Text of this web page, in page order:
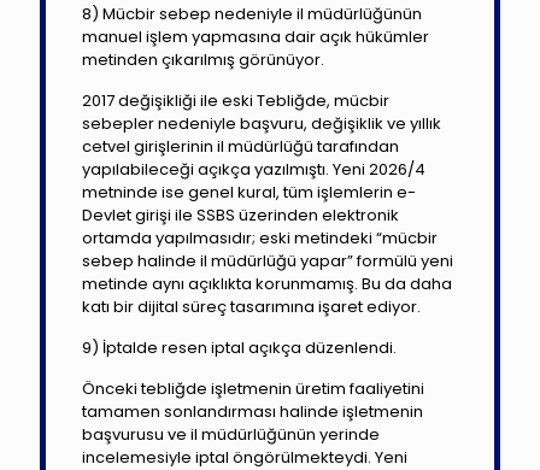
8) Mücbir sebep nedeniyle il müdürlüğünün
manuel işlem yapmasına dair açık hükümler
metinden çıkarılmış görünüyor.
2017 değişikliği ile eski Tebliğde, mücbir
sebepler nedeniyle başvuru, değişiklik ve yıllık
cetvel girişlerinin il müdürlüğü tarafından
yapılabileceği açıkça yazılmıştı. Yeni 2026/4
metninde ise genel kural, tüm işlemlerin e-
Devlet girişi ile SSBS üzerinden elektronik
ortamda yapılmasıdır; eski metindeki “mücbir
sebep halinde il müdürlüğü yapar” formülü yeni
metinde aynı açıklıkta korunmamış. Bu da daha
katı bir dijital süreç tasarımına işaret ediyor.
9) İptalde resen iptal açıkça düzenlendi.
Önceki tebliğde işletmenin üretim faaliyetini
tamamen sonlandırması halinde işletmenin
başvurusu ve il müdürlüğünün yerinde
incelemesiyle iptal öngörülmekteydi. Yeni